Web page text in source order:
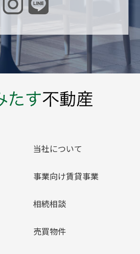
当社について
事業向け賃貸事業
相続相談
売買物件